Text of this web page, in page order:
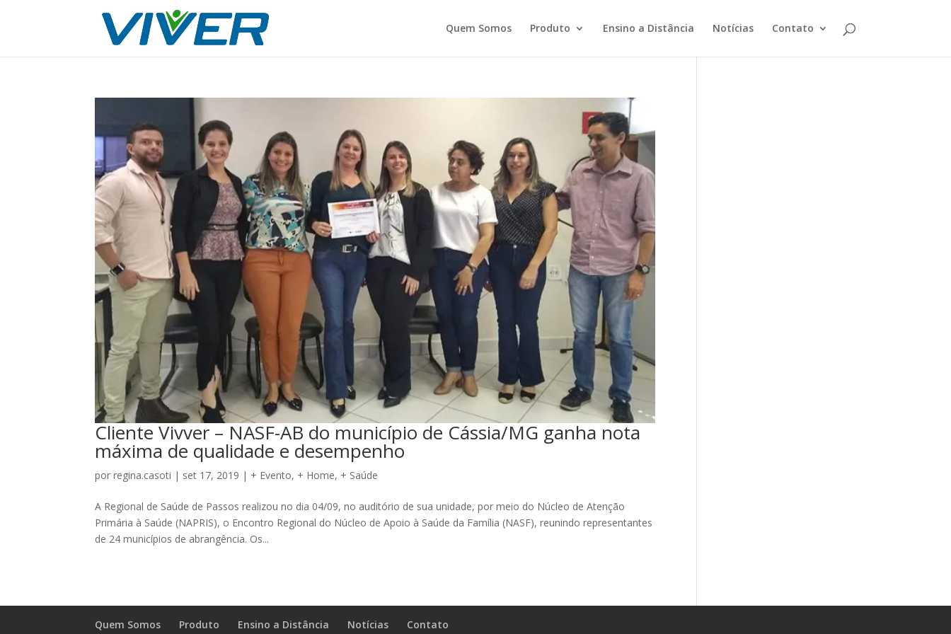
Quem Somos Produto Ensino a Distância Notícias Contato
Cliente Vivver – NASF-AB do município de Cássia/MG ganha nota
máxima de qualidade e desempenho
porregina.casoti | set 17, 2019 | + Evento, + Home, + Saúde
A Regional de Saúde de Passos realizou no dia 04/09, no auditório de sua unidade, por meio do Núcleo de Atenção
Primária à Saúde (NAPRIS), o Encontro Regional do Núcleo de Apoio à Saúde da Família (NASF), reunindo representantes
de 24 municípios de abrangência. Os...
Quem Somos Produto Ensino a Distância Notícias Contato